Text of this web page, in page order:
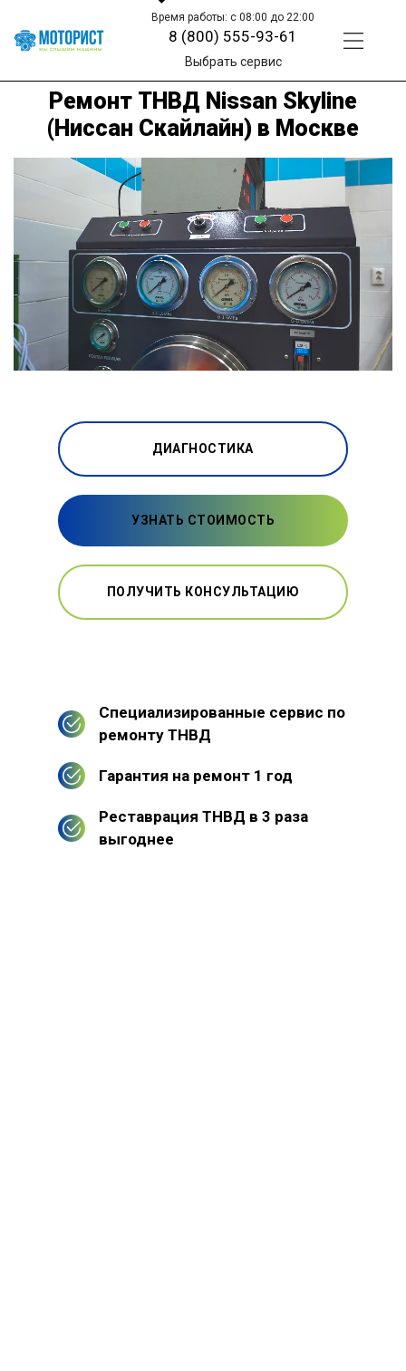
Время работы: с 08:00 до 22:00
8 (800) 555-93-61
Выбрать сервис
Ремонт ТНВД Nissan Skyline
(Ниссан Скайлайн) в Москве
ДИАГНОСТИКА
УЗНАТЬ СТОИМОСТЬ
ПОЛУЧИТЬ КОНСУЛЬТАЦИЮ
Специализированные сервис по
ремонту ТНВД
Гарантия на ремонт 1 год
Реставрация ТНВД в 3 раза
выгоднее